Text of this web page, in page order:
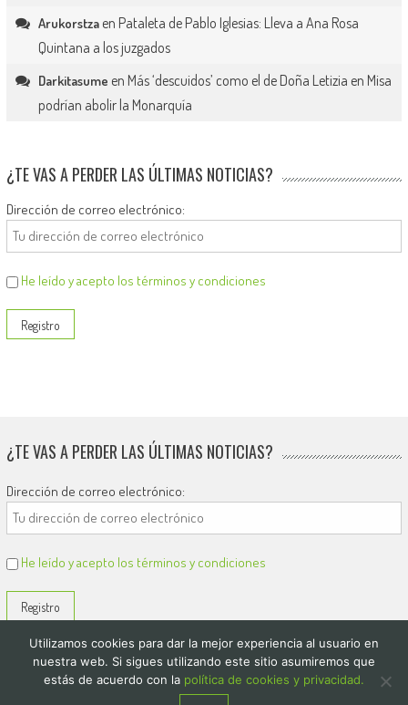
Arukorstzaen Pataleta de Pablo Iglesias: Lleva a Ana Rosa
Quintana a los juzgados
Darkitasume en Más ‘descuidos’ como el de Doña Letizia en Misa
podrían abolir la Monarquía
¿TE VAS A PERDER LAS ÚLTIMAS NOTICIAS?
Dirección de correo electrónico:
He leído y acepto los términos y condiciones
¿TE VAS A PERDER LAS ÚLTIMAS NOTICIAS?
Dirección de correo electrónico:
He leído y acepto los términos y condiciones
El Diario de Colón
Utilizamos cookies para dar la mejor experiencia al usuario en
nuestra web. Si sigues utilizando este sitio asumiremos que
estás de acuerdo con la política de cookies y privacidad.